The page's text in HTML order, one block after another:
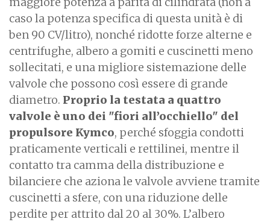
caso la potenza specifica di questa unità è di
ben 90 CV/litro), nonché ridotte forze alterne e
centrifughe, albero a gomiti e cuscinetti meno
sollecitati, e una migliore sistemazione delle
valvole che possono così essere di grande
diametro. Proprio la testata a quattro
valvole è uno dei "fiori all’occhiello" del
propulsore Kymco, perché sfoggia condotti
praticamente verticali e rettilinei, mentre il
contatto tra camma della distribuzione e
bilanciere che aziona le valvole avviene tramite
cuscinetti a sfere, con una riduzione delle
perdite per attrito dal 20 al 30%. L’albero